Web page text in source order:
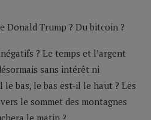
Donald Trump ? Du bitcoin ?
? Le temps et l’argent
sans intérêt ni
bas, le bas est-il le haut ? Les
le sommet des montagnes
le matin ?